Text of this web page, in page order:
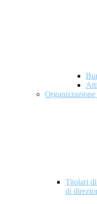
Organizzazione
Titolari
di